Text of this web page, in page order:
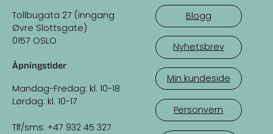
Tollbugata 27 (inngang
Øvre Slottsgate)
0157 OSLO
Åpningstider
Mandag-Fredag: kl. 10-18
Lørdag: kl. 10-17
Tlf/sms: +47 932 45 327
Blogg
Nyhetsbrev
Min kundeside
Personvern